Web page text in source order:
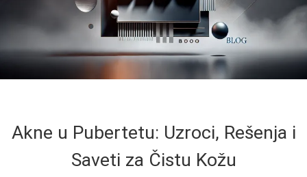
Akne u Pubertetu: Uzroci, Rešenja i
Saveti za Čistu Kožu